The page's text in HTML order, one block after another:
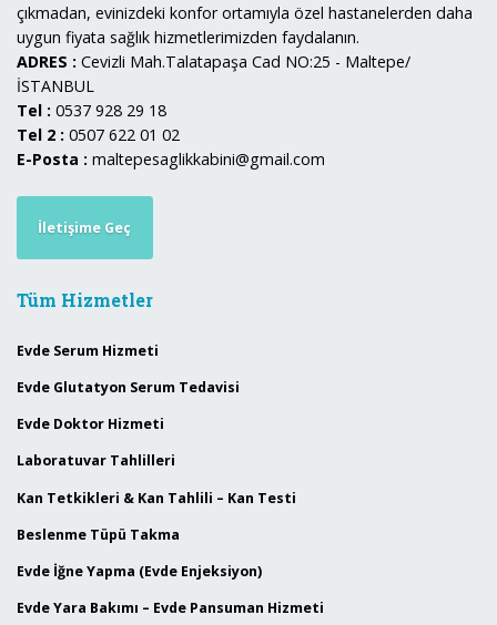
çıkmadan, evinizdeki konfor ortamıyla özel hastanelerden daha
uygun fiyata sağlık hizmetlerimizden faydalanın.
ADRES : Cevizli Mah.Talatapaşa Cad NO:25 - Maltepe/
İSTANBUL
Tel : 0537 928 29 18
Tel 2 : 0507 622 01 02
E-Posta : maltepesaglikkabini@gmail.com
İletişime Geç
Tüm Hizmetler
Evde Serum Hizmeti
Evde Glutatyon Serum Tedavisi
Evde Doktor Hizmeti
Laboratuvar Tahlilleri
Kan Tetkikleri & Kan Tahlili – Kan Testi
Beslenme Tüpü Takma
Evde İğne Yapma (Evde Enjeksiyon)
Evde Yara Bakımı – Evde Pansuman Hizmeti